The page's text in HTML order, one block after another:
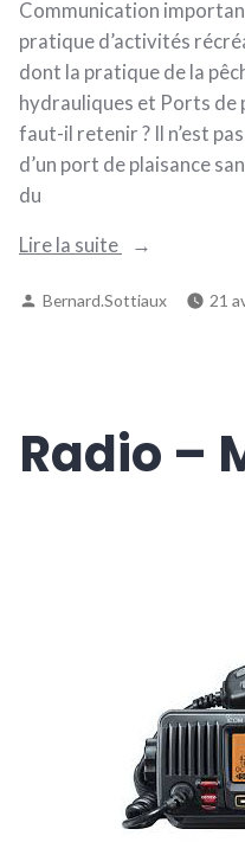
Communication
pratique d’activités
dont la pratique de la
hydrauliques et Ports de
faut-il retenir ? Il n’est
d’un port de plaisance
du
Lire la suite « Activités
les
et
voies
Publié
Bernard.Sottiaux 21
Radio –